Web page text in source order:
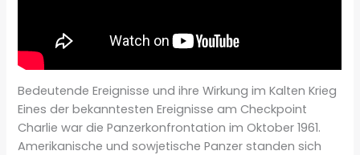
Bedeutende Ereignisse und ihre Wirkung im Kalten Krieg
Eines der bekanntesten Ereignisse am Checkpoint
Charlie war die Panzerkonfrontation im Oktober 1961.
Amerikanische und sowjetische Panzer standen sich